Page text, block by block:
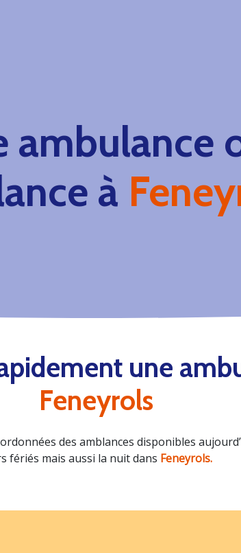
ambulance
à
une
Feneyrols
des amblances disponibles
fériés mais aussi la nuit dans Feneyrols.